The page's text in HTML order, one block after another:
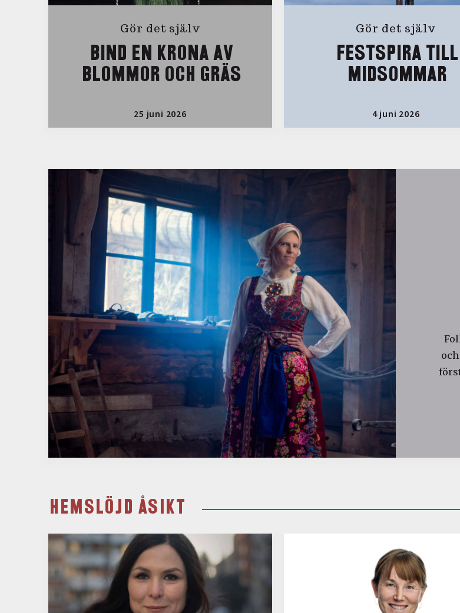
Gör det själv
BIND EN KRONA AV
BLOMMOR OCH GRÄS
25 juni 2026
Gör det själv
FESTSPIRA TILL
MIDSOMMAR
4 juni 2026
HEMSLÖJD ÅSIKT